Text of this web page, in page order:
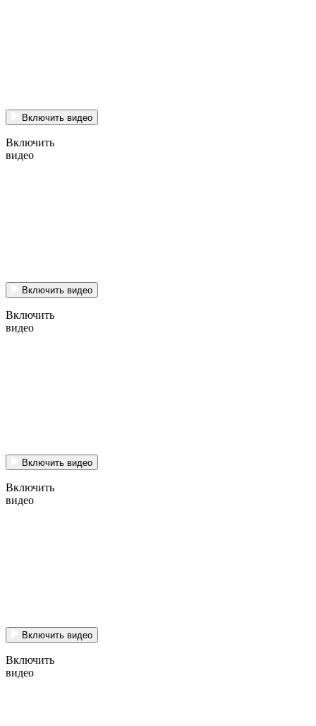
Включить видео
Включить
видео
Включить видео
Включить
видео
Включить видео
Включить
видео
Включить видео
Включить
видео